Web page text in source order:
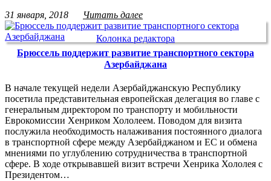
31 января, 2018
Читать далее
Колонка редактора
Брюссель поддержит развитие транспортного сектора
Азербайджана
В начале текущей недели Азербайджанскую Республику
посетила представительная европейская делегация во главе с
генеральным директором по транспорту и мобильности
Еврокомиссии Хенриком Хололеем. Поводом для визита
послужила необходимость налаживания постоянного диалога
в транспортной сфере между Азербайджаном и ЕС и обмена
мнениями по углублению сотрудничества в транспортной
сфере. В ходе открывавшей визит встречи Хенрика Хололея с
Президентом…